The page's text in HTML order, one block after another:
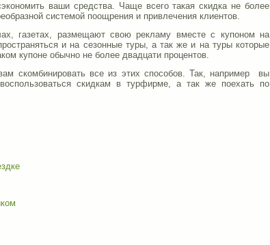
ваши средства. Чаще всего такая скидка не более
системой поощрения и привлечения клиентов.
газетах, размещают свою рекламу вместе с купоном на
и на сезонные туры, а так же и на туры которые
купоне обычно не более двадцати процентов.
скомбинировать все из этих способов. Так, например вы
скидкам в турфирме, а так же поехать по